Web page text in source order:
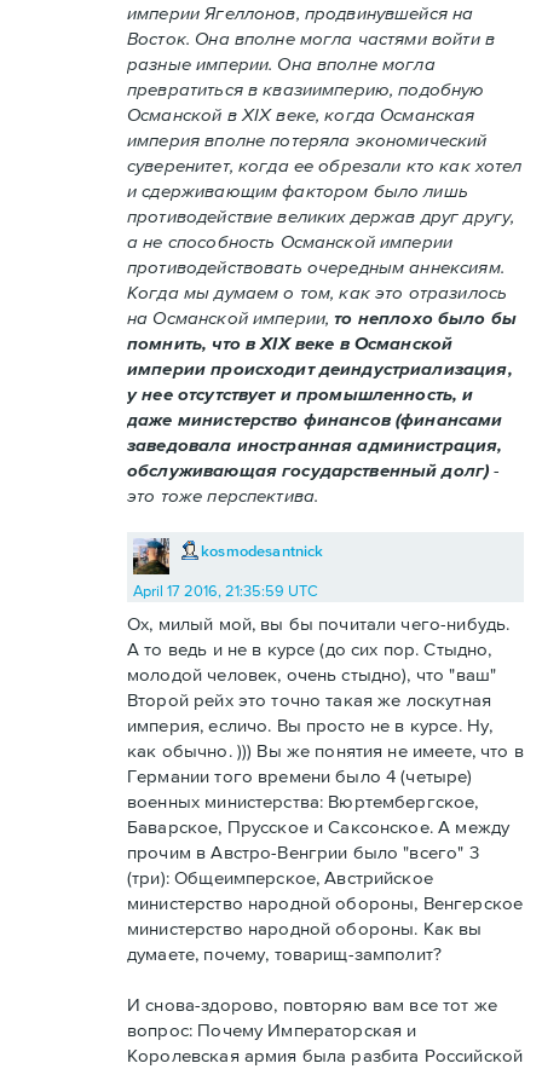
империи Ягеллонов, продвинувшейся на
Восток. Она вполне могла частями войти в
разные империи. Она вполне могла
превратиться в квазиимперию, подобную
Османской в XIX веке, когда Османская
империя вполне потеряла экономический
суверенитет, когда ее обрезали кто как хотел
и сдерживающим фактором было лишь
противодействие великих держав друг другу,
а не способность Османской империи
противодействовать очередным аннексиям.
Когда мы думаем о том, как это отразилось
на Османской империи,то неплохо было бы
помнить, что в XIX веке в Османской
империи происходит деиндустриализация,
у нее отсутствует и промышленность, и
даже министерство финансов (финансами
заведовала иностранная администрация,
обслуживающая государственный долг)-
это тоже перспектива.
kosmodesantnick
April 17 2016, 21:35:59 UTC
Ох, милый мой, вы бы почитали чего-нибудь.
А то ведь и не в курсе (до сих пор. Стыдно,
молодой человек, очень стыдно), что "ваш"
Второй рейх это точно такая же лоскутная
империя, есличо. Вы просто не в курсе. Ну,
как обычно. ))) Вы же понятия не имеете, что в
Германии того времени было 4 (четыре)
военных министерства: Вюртембергское,
Баварское, Прусское и Саксонское. А между
прочим в Австро-Венгрии было "всего" 3
(три): Общеимперское, Австрийское
министерство народной обороны, Венгерское
министерство народной обороны. Как вы
думаете, почему, товарищ-замполит?
И снова-здорово, повторяю вам все тот же
вопрос: Почему Императорская и
Королевская армия была разбита Российской